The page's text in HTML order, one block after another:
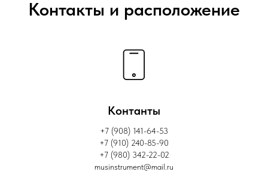
Контакты и расположение
Контанты
+7 (908) 141-64-53
+7 (910) 240-85-90
+7 (980) 342-22-02
musinstrument@mail.ru